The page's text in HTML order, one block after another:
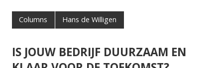
Columns Hans de Willigen
IS JOUW BEDRIJF DUURZAAM EN